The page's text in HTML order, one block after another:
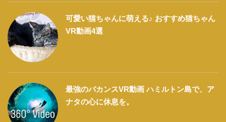
可愛い猫ちゃんに萌える♪ おすすめ猫ちゃん
VR動画4選
最強のバカンスVR動画 ハミルトン島で、ア
ナタの心に休息を。